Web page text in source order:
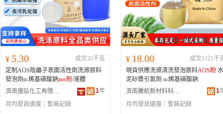
¥ 5.30
成交35千克
定制AOS陰離子表面活性劑洗滌原料
發泡劑α-烯基磺酸鈉aos粉/液體
濟南億弘化工有限公司
1年
月均發貨速度： 暫無記錄
¥ 18.00
成交1121千
現貨供應洗滌清洗發泡原料AOS粉 水
泥砂漿引氣劑 α-烯基磺酸鈉
濟南騰航新材料科技有限公司
1
月均發貨速度： 暫無記錄